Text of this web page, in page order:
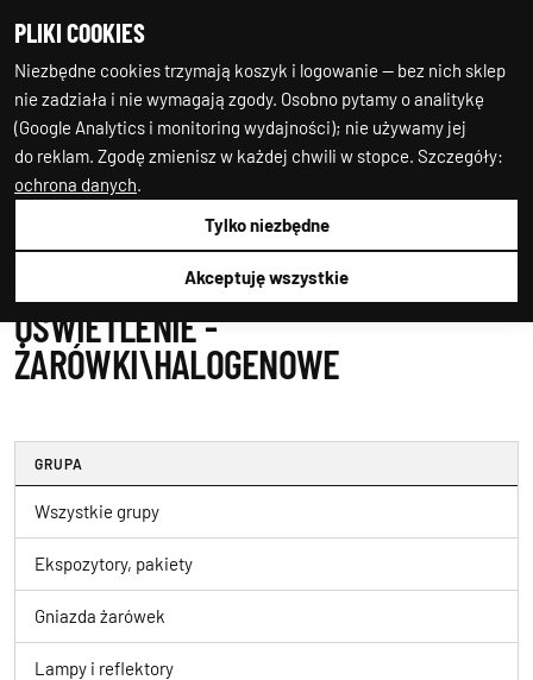
PLIKI COOKIES
Niezbędne cookies trzymają koszyk i logowanie — bez nich sklep
nie zadziała i nie wymagają zgody. Osobno pytamy o analitykę
(Google Analytics i monitoring wydajności); nie używamy jej
do reklam. Zgodę zmienisz w każdej chwili w stopce. Szczegóły:
ochrona danych.
Tylko niezbędne
Akceptuję wszystkie
Oświetlenie Żarówki\halogenowe
OŚWIETLENIE -
ŻARÓWKI\HALOGENOWE
GRUPA
Wszystkie grupy
Ekspozytory, pakiety
Gniazda żarówek
Lampy i reflektory